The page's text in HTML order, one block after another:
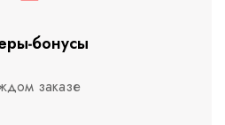
бонусы
заказе